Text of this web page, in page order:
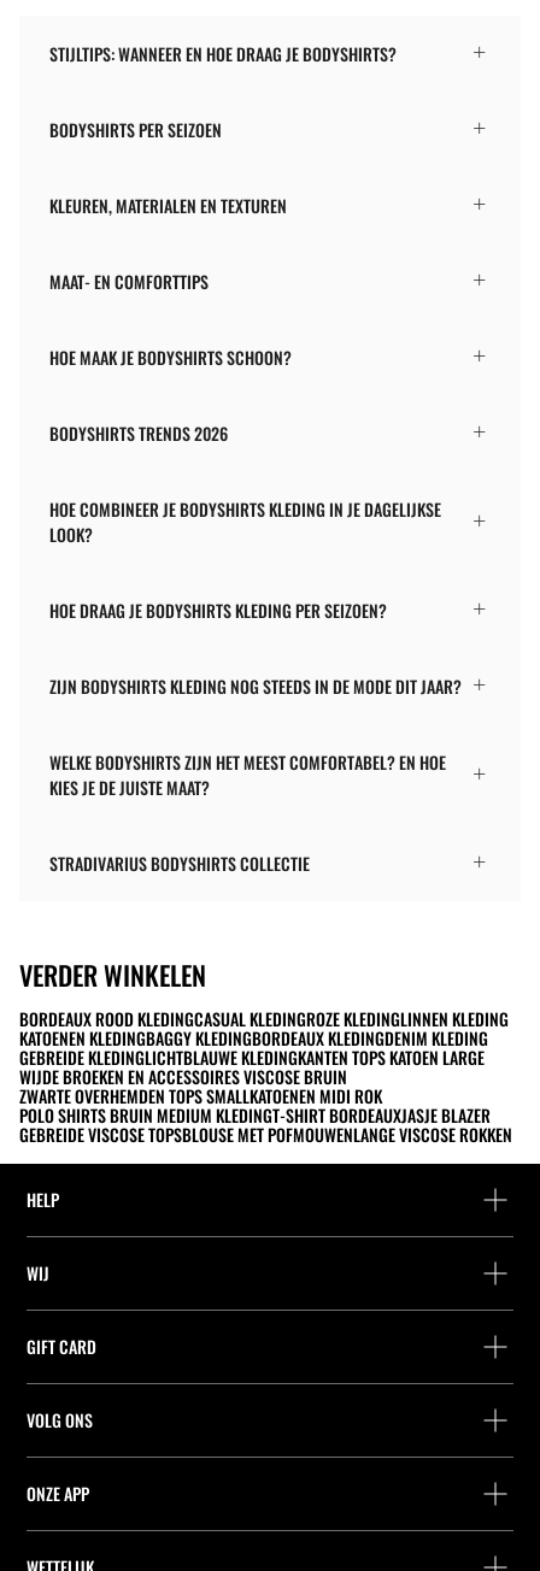
STIJLTIPS: WANNEER EN HOE DRAAG JE BODYSHIRTS?
BODYSHIRTS PER SEIZOEN
KLEUREN, MATERIALEN EN TEXTUREN
MAAT- EN COMFORTTIPS
HOE MAAK JE BODYSHIRTS SCHOON?
BODYSHIRTS TRENDS 2026
HOE COMBINEER JE BODYSHIRTS KLEDING IN JE DAGELIJKSE
LOOK?
HOE DRAAG JE BODYSHIRTS KLEDING PER SEIZOEN?
ZIJN BODYSHIRTS KLEDING NOG STEEDS IN DE MODE DIT JAAR?
WELKE BODYSHIRTS ZIJN HET MEEST COMFORTABEL? EN HOE
KIES JE DE JUISTE MAAT?
STRADIVARIUS BODYSHIRTS COLLECTIE
VERDER WINKELEN
BORDEAUX ROOD KLEDINGCASUAL KLEDINGROZE KLEDINGLINNEN KLEDING
KATOENEN KLEDINGBAGGY KLEDINGBORDEAUX KLEDINGDENIM KLEDING
GEBREIDE KLEDINGLICHTBLAUWE KLEDINGKANTEN TOPS KATOEN LARGE
WIJDE BROEKEN EN ACCESSOIRES VISCOSE BRUIN
ZWARTE OVERHEMDEN TOPS SMALLKATOENEN MIDI ROK
POLO SHIRTS BRUIN MEDIUM KLEDINGT-SHIRT BORDEAUXJASJE BLAZER
GEBREIDE VISCOSE TOPSBLOUSE MET POFMOUWENLANGE VISCOSE ROKKEN
HELP
Leveringspunt zoeken
Retournering als gast
Leveringspunt zoeken
Cookie-voorkeuren
WIJ
Zoek een winkel
Werk bij Stradivarius
GIFT CARD
Saldo Opvragen
VOLG ONS
ONZE APP